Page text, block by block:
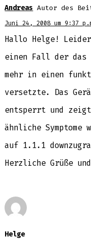
Andreas Autor des
Juni 24, 2008 um 9:37
Hallo Helge!
einen Fall der
mehr in einen
versetzte. Das
entsperrt und
ähnliche
auf 1.1.1
Herzliche Grüße
Helge